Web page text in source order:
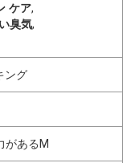
ケア,
臭気,
ング
があるM